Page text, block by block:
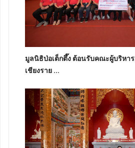
มูลนิธิป่อเต็กตึ๊ง ต้อนรับคณะผู้บริหา
เชียงราย ...